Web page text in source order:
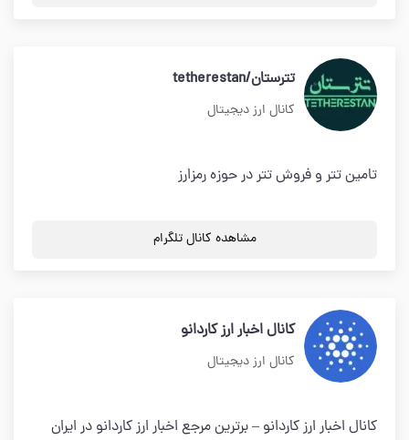
تترستان/tetherestan
کانال ارز دیجیتال
تامین تتر و فروش تتر در حوزه رمزارز
مشاهده کانال تلگرام
کانال اخبار ارز کاردانو
کانال ارز دیجیتال
کانال اخبار ارز کاردانو – برترین مرجع اخبار ارز کاردانو در ایران